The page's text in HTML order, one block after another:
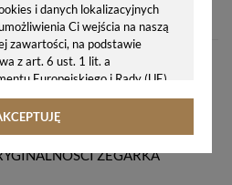
i danych lokalizacyjnych
Ci wejścia na naszą
zawartości, na podstawie
z art. 6 ust. 1 lit. a
Europejskiego i Rady (UE)
r. w sprawie ochrony osób
przetwarzaniem danych
danych, tj. RODO).
zł
ZEGARKA